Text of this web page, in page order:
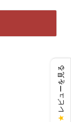
★
レビューを見る